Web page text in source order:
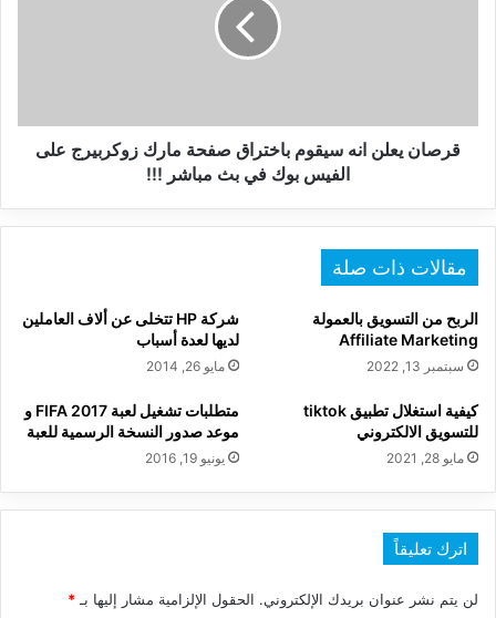
على
الفيس
قرصان يعلن انه سيقوم باختراق صفحة مارك زوكربيرج على
الفيس بوك في بث مباشر !!!
مقالات ذات صلة
الربح من التسويق بالعمولة
Affiliate Marketing
سبتمبر 13, 2022
شركة HP تتخلى عن ألاف العاملين
لديها لعدة أسباب
مايو 26, 2014
كيفية استغلال تطبيق tiktok
للتسويق الالكتروني
مايو 28, 2021
متطلبات تشغيل لعبة FIFA 2017 و
موعد صدور النسخة الرسمية للعبة
يونيو 19, 2016
اترك تعليقاً
لن يتم نشر عنوان بريدك الإلكتروني. الحقول الإلزامية مشار إليها بـ *